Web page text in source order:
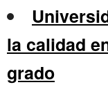
la calidad
grado